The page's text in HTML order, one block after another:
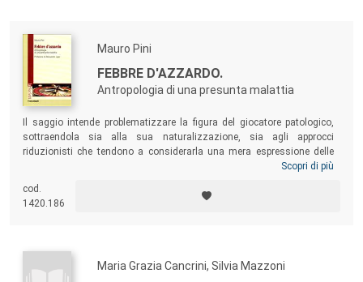
Mauro Pini
FEBBRE D'AZZARDO.
Antropologia di una presunta malattia
Il saggio intende problematizzare la figura del giocatore patologico,
sottraendola sia alla sua naturalizzazione, sia agli approcci
riduzionisti che tendono a considerarla una mera espressione delle
contraddizioni della società dei consumi, per stimolarne una
presenza di ludopatie in epoche preindustriali o in popolazioni indigene
precoloniali e, nel contempo, alla loro assenza in diverse aree del
Scopri di più
cod.
1420.186
Maria Grazia Cancrini, Silvia Mazzoni